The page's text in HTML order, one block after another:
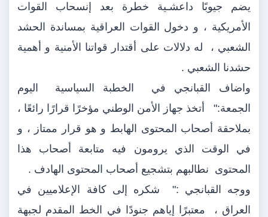
يضم جيوبًا داعشـية خطرة بعد إنسحاب القوات
الأمريكية ، و دخول القوات العراقية بمساندة الحشد
الشعبي ، له دلالات على أقتدار قواتنا الأمنية و أهمية
حشدنا الشعبي .
واضاف القبانجي في الخطبة السياسية اليوم
الجمعة:" أتخذ جهاز الأمن الوطني مؤخرًا قرارًا رائعًا ،
بملاحقة أصحاب المحتوى الهابط و هو قرار ممتاز ، و
في الوقت الذي يرومون فيه متابعة أصحاب هذا
المحتوى نطالبهم بتشجيع أصحاب المحتوى الهادف .
ووجه القبانجي :" شكره إلى كافة الإعلاميين في
العراق ، معتبرًا إياهم جنودًا في الخط المقدم لجبهة